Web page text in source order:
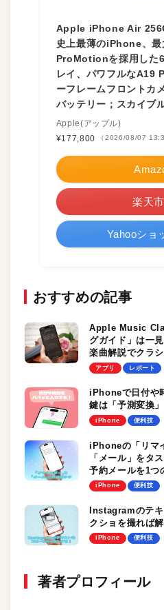
Apple iPhone Air
史上最薄のiPhone、
ProMotionを採用した
レイ、パワフルなA19
ーフレームフロントカ
バッテリー；スカイブ
Apple(アップル)
¥177,800
（2026/08/07
楽天
Yahooショ
おすすめの記事
Apple Music
グガイド」は一
楽曲解説でクラ
浸れます
アプリ レポート
iPhoneで日付や
鍵は「予測変換」
iPhone 便利技
iPhoneの「リマ
「メール」をタ
予約メールを1つ
能です！
iPhone 便利技
Instagramのテキ
クショを撮れば
iPhone 便利技
著者プロフィール